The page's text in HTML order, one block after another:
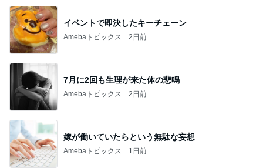
イベントで即決したキーチェーン
Amebaトピックス 2日前
7月に2回も生理が来た体の悲鳴
Amebaトピックス 2日前
嫁が働いていたらという無駄な妄想
Amebaトピックス 1日前